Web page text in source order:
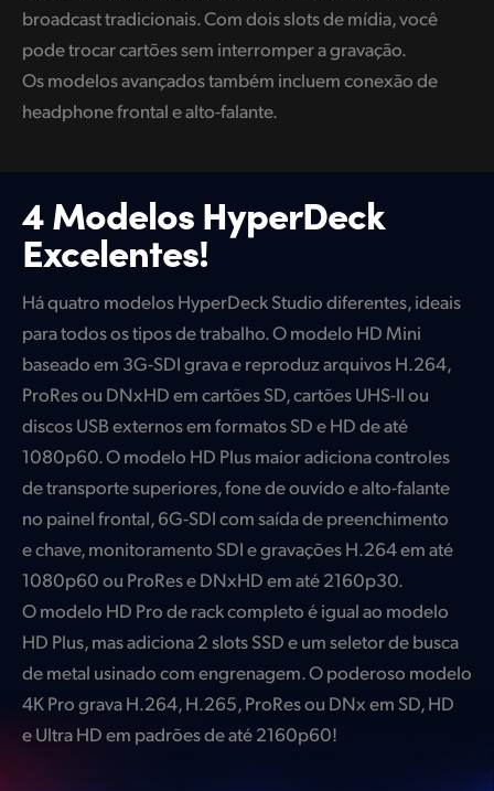
broadcast tradicionais. Com dois slots de mídia, você
pode trocar cartões sem interromper a gravação.
Os modelos avançados também incluem conexão de
headphone frontal e alto-falante.
4 Modelos HyperDeck
Excelentes!
Há quatro modelos HyperDeck Studio diferentes, ideais
para todos os tipos de trabalho. O modelo HD Mini
baseado em 3G-SDI grava e reproduz arquivos H.264,
ProRes ou DNxHD em cartões SD, cartões UHS-II ou
discos USB externos em formatos SD e HD de até
1080p60. O modelo HD Plus maior adiciona controles
de transporte superiores, fone de ouvido e alto-falante
no painel frontal, 6G-SDI com saída de preenchimento
e chave, monitoramento SDI e gravações H.264 em até
1080p60 ou ProRes e DNxHD em até 2160p30.
O modelo HD Pro de rack completo é igual ao modelo
HD Plus, mas adiciona 2 slots SSD e um seletor de busca
de metal usinado com engrenagem. O poderoso modelo
4K Pro grava H.264, H.265, ProRes ou DNx em SD, HD
e Ultra HD em padrões de até 2160p60!